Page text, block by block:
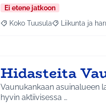
Ei etene jatkoon
Rajaa tulokset aihepiirin mukaan:
Koko Tuusula Rajaa tulokset
Liikunta ja
Hidasteita
Vaunukankaan asuinalueen
hyvin aktiivisessa …